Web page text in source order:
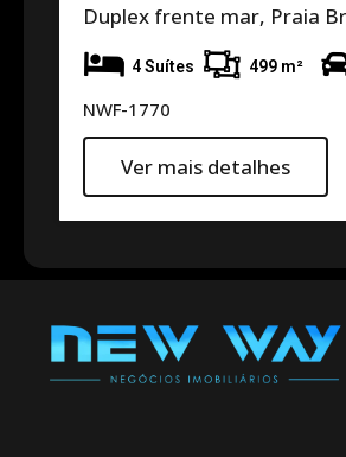
Duplex frente mar, Praia
4 Suítes 499 m²
NWF-1770
Ver mais detalhes